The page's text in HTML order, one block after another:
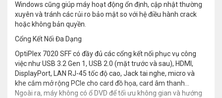
Windows cũng giúp máy hoạt động ổn định, cập nhật thường
xuyên và tránh các rủi ro bảo mật so với hệ điều hành crack
hoặc không bản quyền.
Cổng Kết Nối Đa Dạng
OptiPlex 7020 SFF có đầy đủ các cổng kết nối phục vụ công
việc như USB 3.2 Gen 1, USB 2.0 (mặt trước và sau), HDMI,
DisplayPort, LAN RJ-45 tốc độ cao, Jack tai nghe, micro và
khe cắm mở rộng PCIe cho card đồ họa, card âm thanh…
Ngoài ra, máy không có ổ DVD để tối ưu không gian và hướng